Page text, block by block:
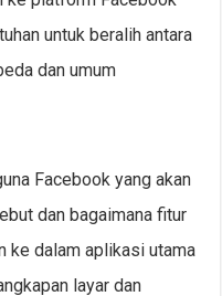
untuk beralih antara
dan umum
Facebook yang akan
dan bagaimana fitur
ke dalam aplikasi utama
layar dan